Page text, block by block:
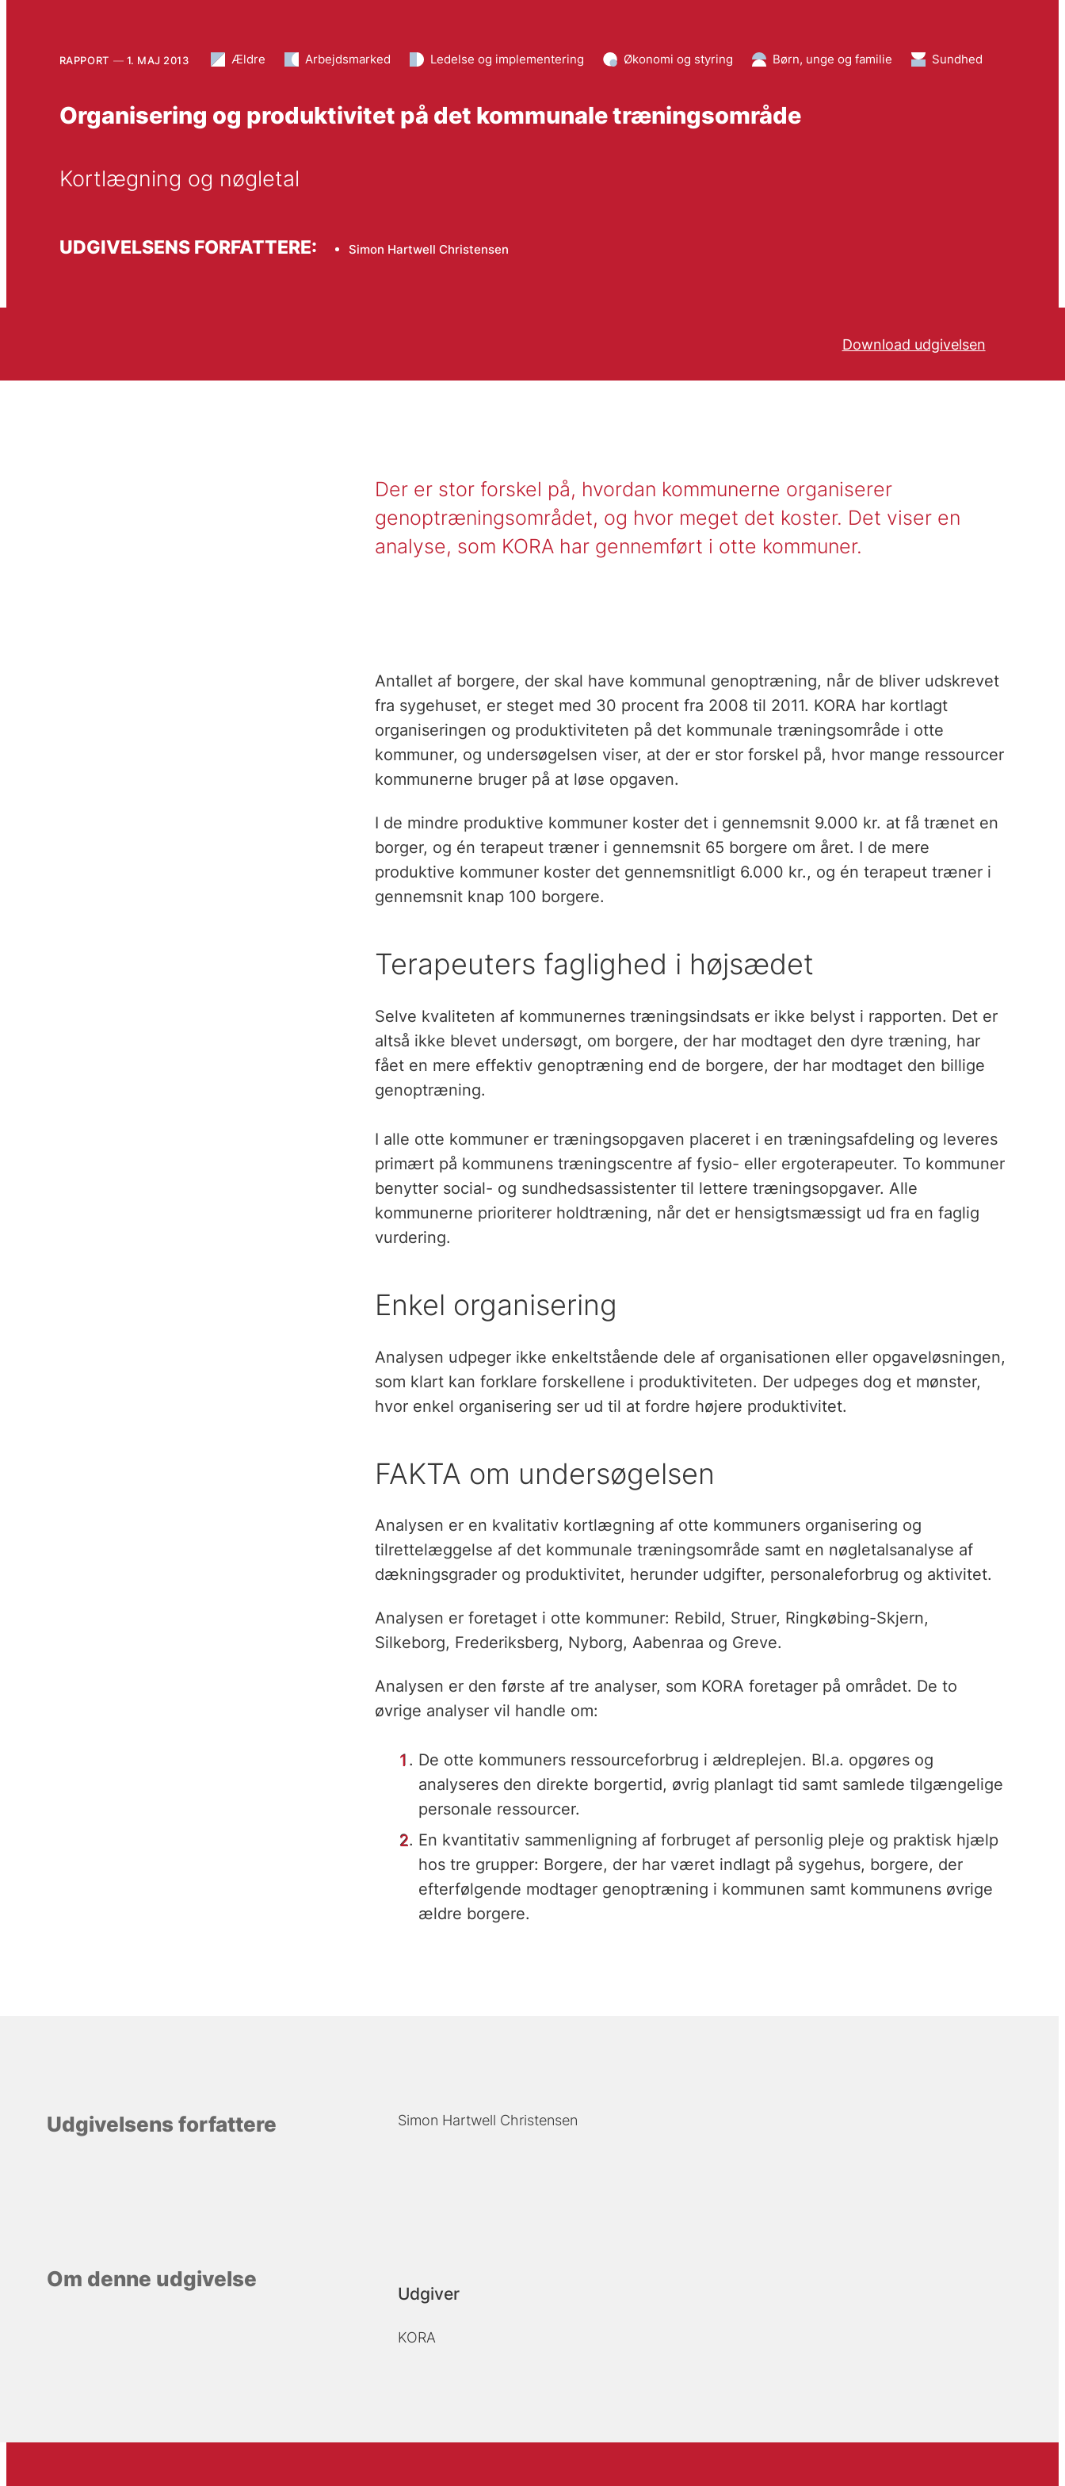
RAPPORT 1. MAJ 2013 Ældre Arbejdsmarked Ledelse og implementering Økonomi og styring Børn, unge og familie Sundhed
Organisering og produktivitet på det kommunale træningsområde
Kortlægning og nøgletal
UDGIVELSENS FORFATTERE: Simon Hartwell Christensen
Download udgivelsen
Der er stor forskel på, hvordan kommunerne organiserer
genoptræningsområdet, og hvor meget det koster. Det viser en
analyse, som KORA har gennemført i otte kommuner.
Antallet af borgere, der skal have kommunal genoptræning, når de bliver udskrevet
fra sygehuset, er steget med 30 procent fra 2008 til 2011. KORA har kortlagt
organiseringen og produktiviteten på det kommunale træningsområde i otte
kommuner, og undersøgelsen viser, at der er stor forskel på, hvor mange ressourcer
kommunerne bruger på at løse opgaven.
I de mindre produktive kommuner koster det i gennemsnit 9.000 kr. at få trænet en
borger, og én terapeut træner i gennemsnit 65 borgere om året. I de mere
produktive kommuner koster det gennemsnitligt 6.000 kr., og én terapeut træner i
gennemsnit knap 100 borgere.
Terapeuters faglighed i højsædet
Selve kvaliteten af kommunernes træningsindsats er ikke belyst i rapporten. Det er
altså ikke blevet undersøgt, om borgere, der har modtaget den dyre træning, har
fået en mere effektiv genoptræning end de borgere, der har modtaget den billige
genoptræning.
I alle otte kommuner er træningsopgaven placeret i en træningsafdeling og leveres
primært på kommunens træningscentre af fysio- eller ergoterapeuter. To kommuner
benytter social- og sundhedsassistenter til lettere træningsopgaver. Alle
kommunerne prioriterer holdtræning, når det er hensigtsmæssigt ud fra en faglig
vurdering.
Enkel organisering
Analysen udpeger ikke enkeltstående dele af organisationen eller opgaveløsningen,
som klart kan forklare forskellene i produktiviteten. Der udpeges dog et mønster,
hvor enkel organisering ser ud til at fordre højere produktivitet.
FAKTA om undersøgelsen
Analysen er en kvalitativ kortlægning af otte kommuners organisering og
tilrettelæggelse af det kommunale træningsområde samt en nøgletalsanalyse af
dækningsgrader og produktivitet, herunder udgifter, personaleforbrug og aktivitet.
Analysen er foretaget i otte kommuner: Rebild, Struer, Ringkøbing-Skjern,
Silkeborg, Frederiksberg, Nyborg, Aabenraa og Greve.
Analysen er den første af tre analyser, som KORA foretager på området. De to
øvrige analyser vil handle om:
De otte kommuners ressourceforbrug i ældreplejen. Bl.a. opgøres og
analyseres den direkte borgertid, øvrig planlagt tid samt samlede tilgængelige
personale ressourcer.
En kvantitativ sammenligning af forbruget af personlig pleje og praktisk hjælp
hos tre grupper: Borgere, der har været indlagt på sygehus, borgere, der
efterfølgende modtager genoptræning i kommunen samt kommunens øvrige
ældre borgere.
Udgivelsens forfattere Simon Hartwell Christensen
Om denne udgivelse
Udgiver
KORA